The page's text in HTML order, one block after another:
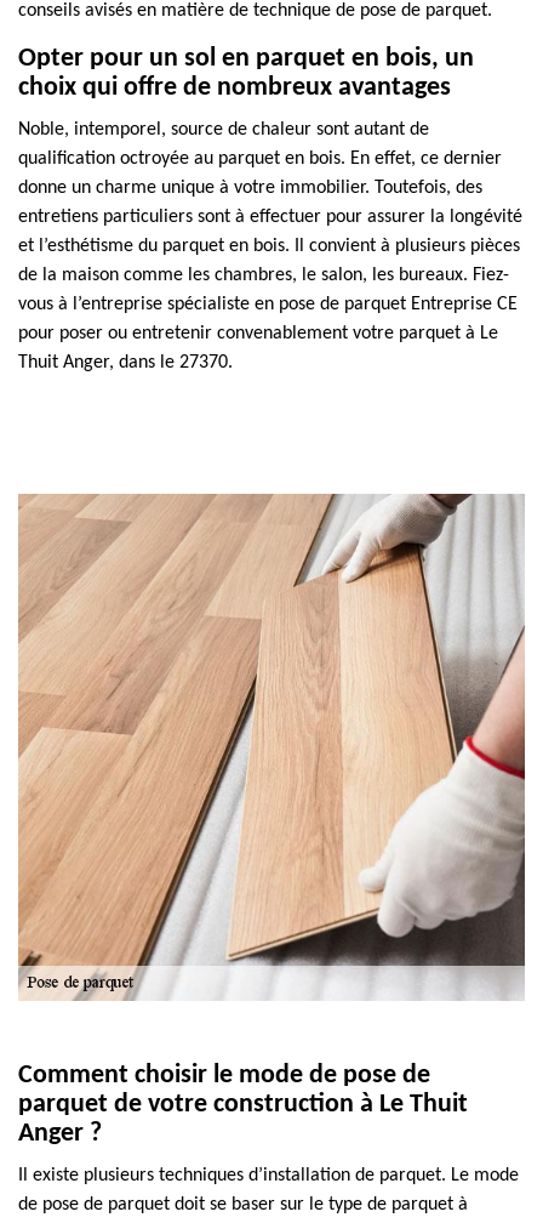
conseils avisés en matière de technique de pose de parquet.
Opter pour un sol en parquet en bois, un
choix qui offre de nombreux avantages
Noble, intemporel, source de chaleur sont autant de
qualification octroyée au parquet en bois. En effet, ce dernier
donne un charme unique à votre immobilier. Toutefois, des
entretiens particuliers sont à effectuer pour assurer la longévité
et l’esthétisme du parquet en bois. Il convient à plusieurs pièces
de la maison comme les chambres, le salon, les bureaux. Fiez-
vous à l’entreprise spécialiste en pose de parquet Entreprise CE
pour poser ou entretenir convenablement votre parquet à Le
Thuit Anger, dans le 27370.
Comment choisir le mode de pose de
parquet de votre construction à Le Thuit
Anger ?
Il existe plusieurs techniques d’installation de parquet. Le mode
de pose de parquet doit se baser sur le type de parquet à